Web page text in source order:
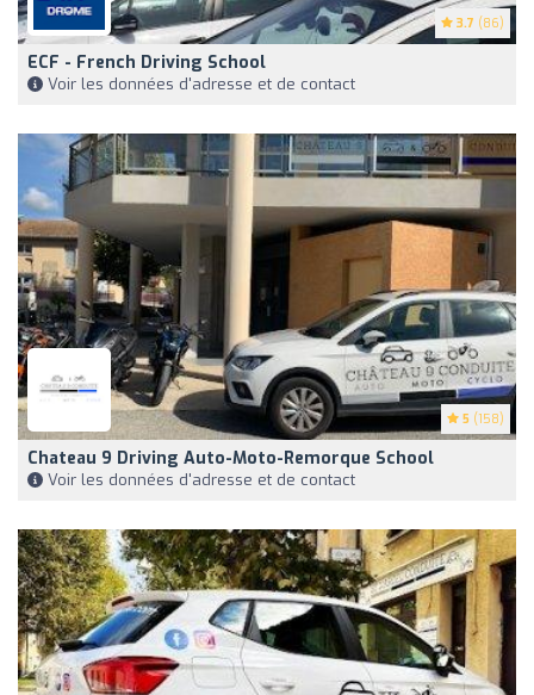
3.7 (86)
ECF - French Driving School
Voir les données d'adresse et de contact
5 (158)
Chateau 9 Driving Auto-Moto-Remorque School
Voir les données d'adresse et de contact